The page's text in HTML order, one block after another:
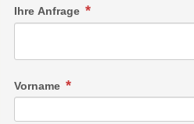
Ihre Anfrage
Vorname